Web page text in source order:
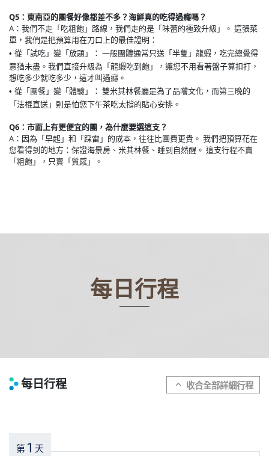
Q5：東南亞的團餐好像都差不多？海鮮真的吃得過癮嗎？
A：我們不走「吃粗飽」路線，我們走的是「味蕾的極致升級」。 這張菜
單，我們是把預算用在刀口上的最佳證明：
• 從「試吃」變「放題」： 一般團體通常只送「半隻」龍蝦，吃完總覺得
意猶未盡。我們直接升級為「龍蝦吃到飽」，讓您不用看著盤子算扣打，
想吃多少就吃多少，這才叫過癮。
• 從「團餐」變「體驗」： 雙米其林餐廳是為了品嚐文化，而第三晚的
「法棍直送」則是怕您下午茶吃太撐的貼心安排。
Q6：市面上有更便宜的團，為什麼要選這支？
A：因為「早起」和「踩雷」的成本，往往比團費更貴。 我們把預算花在
您看得到的地方：保證海景房、米其林餐、睡到自然醒。 這支行程不賣
「粗飽」，只賣「質感」。
每日行程
每日行程 expand_more
第1 天